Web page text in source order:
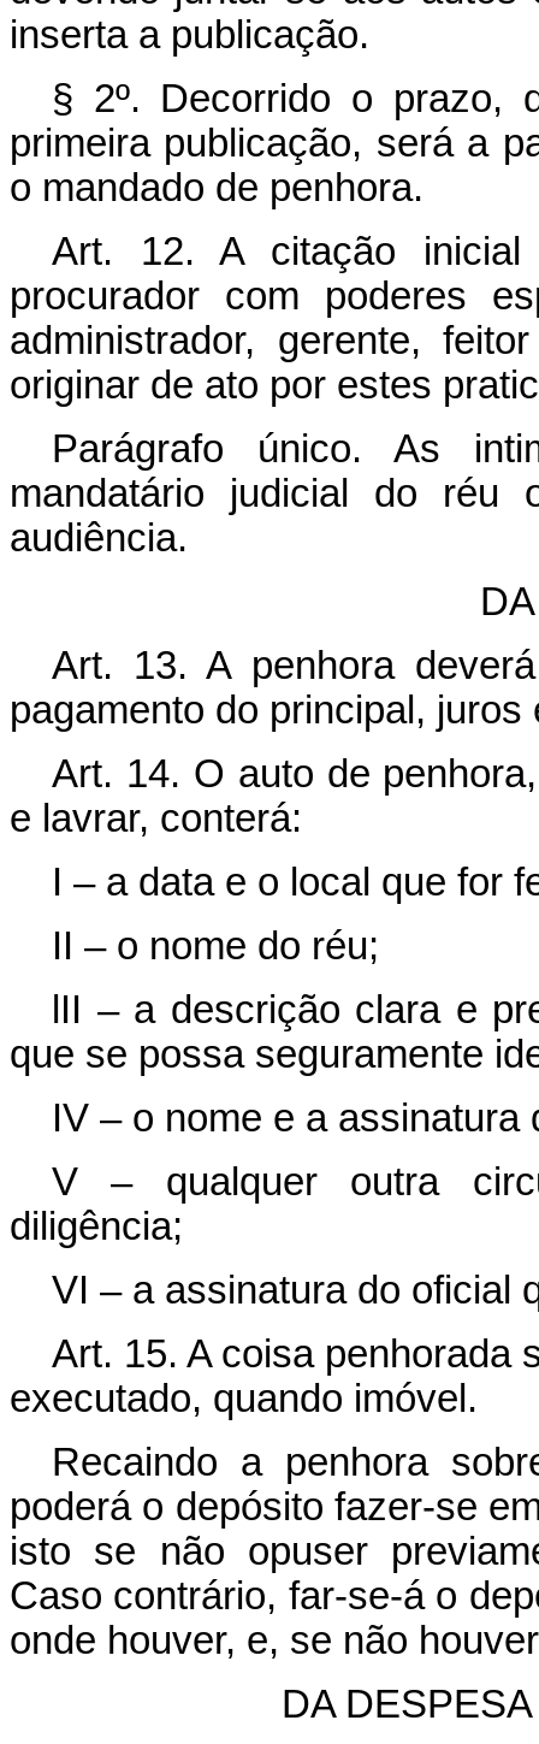
inserta a publicação.
§ 2º. Decorrido o prazo,
primeira publicação, será a
o mandado de penhora.
Art. 12. A citação
procurador com poderes
administrador, gerente,
originar de ato por estes
Parágrafo único. As
mandatário judicial do réu
audiência.
Art. 13. A penhora
pagamento do principal, juros
Art. 14. O auto de
e lavrar, conterá:
I – a data e o local que for
II – o nome do réu;
lII – a descrição clara e
que se possa seguramente
IV – o nome e a assinatura
V – qualquer outra
diligência;
VI – a assinatura do oficial
Art. 15. A coisa penhorada
executado, quando imóvel.
Recaindo a penhora
poderá o depósito fazer-se
isto se não opuser
Caso contrário, far-se-á o
onde houver, e, se não
DA